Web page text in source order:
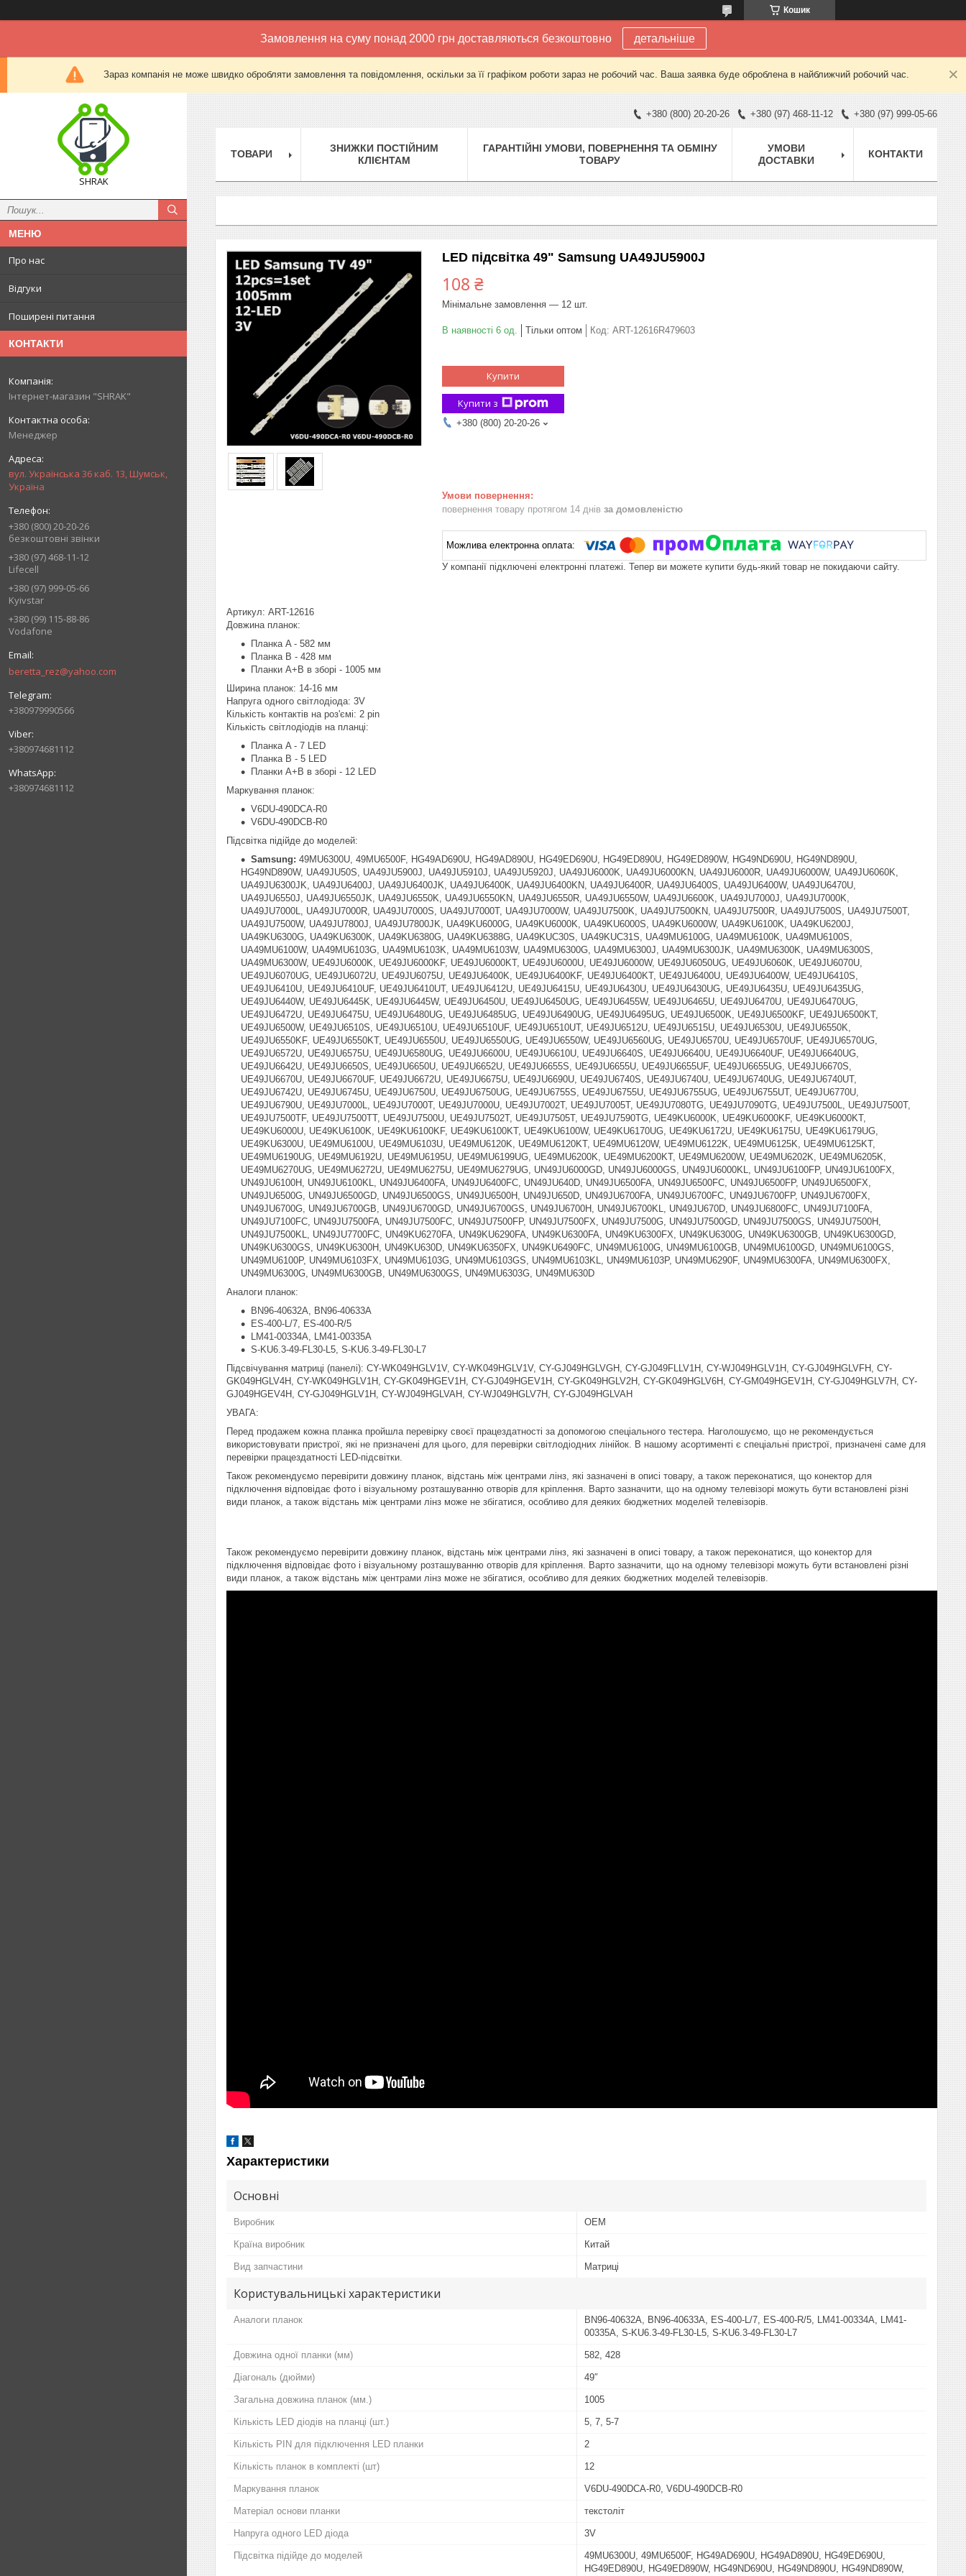
Кошик
Замовлення на суму понад 2000 грн доставляються безкоштовно детальніше
Зараз компанія не може швидко обробляти замовлення та повідомлення, оскільки за її графіком роботи зараз не робочий час. Ваша заявка буде оброблена в найближчий робочий час.
SHRAK
Про нас
Відгуки
Поширені питання
КОНТАКТИ
Інтернет-магазин "SHRAK"
Менеджер
вул. Українська 36 каб. 13, Шумськ,
Україна
+380 (800) 20-20-26
безкоштовні звінки
+380 (97) 468-11-12
Lifecell
+380 (97) 999-05-66
Kyivstar
+380 (99) 115-88-86
Vodafone
beretta_rez@yahoo.com
+380979990566
+380974681112
+380974681112
+380 (800) 20-20-26 +380 (97) 468-11-12 +380 (97) 999-05-66
ТОВАРИ
ЗНИЖКИ ПОСТІЙНИМ
КЛІЄНТАМ
ГАРАНТІЙНІ УМОВИ, ПОВЕРНЕННЯ ТА ОБМІНУ
ТОВАРУ
УМОВИ
ДОСТАВКИ
КОНТАКТИ
LED підсвітка 49" Samsung UA49JU5900J
108 ₴
Мінімальне замовлення — 12 шт.
В наявності 6 од. Тільки оптом Код: ART-12616R479603
Купити
Купити з
+380 (800) 20-20-26
повернення товару протягом 14 днів за домовленістю
У компанії підключені електронні платежі. Тепер ви можете купити будь-який товар не покидаючи сайту.
Артикул: ART-12616
Довжина планок:
Планка A - 582 мм
Планка B - 428 мм
Планки A+B в зборі - 1005 мм
Ширина планок: 14-16 мм
Напруга одного світлодіода: 3V
Кількість контактів на роз'ємі: 2 pin
Кількість світлодіодів на планці:
Планка A - 7 LED
Планка B - 5 LED
Планки A+B в зборі - 12 LED
Маркування планок:
V6DU-490DCA-R0
V6DU-490DCB-R0
Підсвітка підійде до моделей:
Samsung: 49MU6300U, 49MU6500F, HG49AD690U, HG49AD890U, HG49ED690U, HG49ED890U, HG49ED890W, HG49ND690U, HG49ND890U,
HG49ND890W, UA49JU50S, UA49JU5900J, UA49JU5910J, UA49JU5920J, UA49JU6000K, UA49JU6000KN, UA49JU6000R, UA49JU6000W, UA49JU6060K,
UA49JU6300JK, UA49JU6400J, UA49JU6400JK, UA49JU6400K, UA49JU6400KN, UA49JU6400R, UA49JU6400S, UA49JU6400W, UA49JU6470U,
UA49JU6550J, UA49JU6550JK, UA49JU6550K, UA49JU6550KN, UA49JU6550R, UA49JU6550W, UA49JU6600K, UA49JU7000J, UA49JU7000K,
UA49JU7000L, UA49JU7000R, UA49JU7000S, UA49JU7000T, UA49JU7000W, UA49JU7500K, UA49JU7500KN, UA49JU7500R, UA49JU7500S, UA49JU7500T,
UA49JU7500W, UA49JU7800J, UA49JU7800JK, UA49KU6000G, UA49KU6000K, UA49KU6000S, UA49KU6000W, UA49KU6100K, UA49KU6200J,
UA49KU6300G, UA49KU6300K, UA49KU6380G, UA49KU6388G, UA49KUC30S, UA49KUC31S, UA49MU6100G, UA49MU6100K, UA49MU6100S,
UA49MU6100W, UA49MU6103G, UA49MU6103K, UA49MU6103W, UA49MU6300G, UA49MU6300J, UA49MU6300JK, UA49MU6300K, UA49MU6300S,
UA49MU6300W, UE49JU6000K, UE49JU6000KF, UE49JU6000KT, UE49JU6000U, UE49JU6000W, UE49JU6050UG, UE49JU6060K, UE49JU6070U,
UE49JU6070UG, UE49JU6072U, UE49JU6075U, UE49JU6400K, UE49JU6400KF, UE49JU6400KT, UE49JU6400U, UE49JU6400W, UE49JU6410S,
UE49JU6410U, UE49JU6410UF, UE49JU6410UT, UE49JU6412U, UE49JU6415U, UE49JU6430U, UE49JU6430UG, UE49JU6435U, UE49JU6435UG,
UE49JU6440W, UE49JU6445K, UE49JU6445W, UE49JU6450U, UE49JU6450UG, UE49JU6455W, UE49JU6465U, UE49JU6470U, UE49JU6470UG,
UE49JU6472U, UE49JU6475U, UE49JU6480UG, UE49JU6485UG, UE49JU6490UG, UE49JU6495UG, UE49JU6500K, UE49JU6500KF, UE49JU6500KT,
UE49JU6500W, UE49JU6510S, UE49JU6510U, UE49JU6510UF, UE49JU6510UT, UE49JU6512U, UE49JU6515U, UE49JU6530U, UE49JU6550K,
UE49JU6550KF, UE49JU6550KT, UE49JU6550U, UE49JU6550UG, UE49JU6550W, UE49JU6560UG, UE49JU6570U, UE49JU6570UF, UE49JU6570UG,
UE49JU6572U, UE49JU6575U, UE49JU6580UG, UE49JU6600U, UE49JU6610U, UE49JU6640S, UE49JU6640U, UE49JU6640UF, UE49JU6640UG,
UE49JU6642U, UE49JU6650S, UE49JU6650U, UE49JU6652U, UE49JU6655S, UE49JU6655U, UE49JU6655UF, UE49JU6655UG, UE49JU6670S,
UE49JU6670U, UE49JU6670UF, UE49JU6672U, UE49JU6675U, UE49JU6690U, UE49JU6740S, UE49JU6740U, UE49JU6740UG, UE49JU6740UT,
UE49JU6742U, UE49JU6745U, UE49JU6750U, UE49JU6750UG, UE49JU6755S, UE49JU6755U, UE49JU6755UG, UE49JU6755UT, UE49JU6770U,
UE49JU6790U, UE49JU7000L, UE49JU7000T, UE49JU7000U, UE49JU7002T, UE49JU7005T, UE49JU7080TG, UE49JU7090TG, UE49JU7500L, UE49JU7500T,
UE49JU7500TF, UE49JU7500TT, UE49JU7500U, UE49JU7502T, UE49JU7505T, UE49JU7590TG, UE49KU6000K, UE49KU6000KF, UE49KU6000KT,
UE49KU6000U, UE49KU6100K, UE49KU6100KF, UE49KU6100KT, UE49KU6100W, UE49KU6170UG, UE49KU6172U, UE49KU6175U, UE49KU6179UG,
UE49KU6300U, UE49MU6100U, UE49MU6103U, UE49MU6120K, UE49MU6120KT, UE49MU6120W, UE49MU6122K, UE49MU6125K, UE49MU6125KT,
UE49MU6190UG, UE49MU6192U, UE49MU6195U, UE49MU6199UG, UE49MU6200K, UE49MU6200KT, UE49MU6200W, UE49MU6202K, UE49MU6205K,
UE49MU6270UG, UE49MU6272U, UE49MU6275U, UE49MU6279UG, UN49JU6000GD, UN49JU6000GS, UN49JU6000KL, UN49JU6100FP, UN49JU6100FX,
UN49JU6100H, UN49JU6100KL, UN49JU6400FA, UN49JU6400FC, UN49JU640D, UN49JU6500FA, UN49JU6500FC, UN49JU6500FP, UN49JU6500FX,
UN49JU6500G, UN49JU6500GD, UN49JU6500GS, UN49JU6500H, UN49JU650D, UN49JU6700FA, UN49JU6700FC, UN49JU6700FP, UN49JU6700FX,
UN49JU6700G, UN49JU6700GB, UN49JU6700GD, UN49JU6700GS, UN49JU6700H, UN49JU6700KL, UN49JU670D, UN49JU6800FC, UN49JU7100FA,
UN49JU7100FC, UN49JU7500FA, UN49JU7500FC, UN49JU7500FP, UN49JU7500FX, UN49JU7500G, UN49JU7500GD, UN49JU7500GS, UN49JU7500H,
UN49JU7500KL, UN49JU7700FC, UN49KU6270FA, UN49KU6290FA, UN49KU6300FA, UN49KU6300FX, UN49KU6300G, UN49KU6300GB, UN49KU6300GD,
UN49KU6300GS, UN49KU6300H, UN49KU630D, UN49KU6350FX, UN49KU6490FC, UN49MU6100G, UN49MU6100GB, UN49MU6100GD, UN49MU6100GS,
UN49MU6100P, UN49MU6103FX, UN49MU6103G, UN49MU6103GS, UN49MU6103KL, UN49MU6103P, UN49MU6290F, UN49MU6300FA, UN49MU6300FX,
UN49MU6300G, UN49MU6300GB, UN49MU6300GS, UN49MU6303G, UN49MU630D
Аналоги планок:
BN96-40632A, BN96-40633A
ES-400-L/7, ES-400-R/5
LM41-00334A, LM41-00335A
S-KU6.3-49-FL30-L5, S-KU6.3-49-FL30-L7
Підсвічування матриці (панелі): CY-WK049HGLV1V, CY-WK049HGLV1V, CY-GJ049HGLVGH, CY-GJ049FLLV1H, CY-WJ049HGLV1H, CY-GJ049HGLVFH, CY-
GK049HGLV4H, CY-WK049HGLV1H, CY-GK049HGEV1H, CY-GJ049HGEV1H, CY-GK049HGLV2H, CY-GK049HGLV6H, CY-GM049HGEV1H, CY-GJ049HGLV7H, CY-
GJ049HGEV4H, CY-GJ049HGLV1H, CY-WJ049HGLVAH, CY-WJ049HGLV7H, CY-GJ049HGLVAH
УВАГА:
Перед продажем кожна планка пройшла перевірку своєї працездатності за допомогою спеціального тестера. Наголошуємо, що не рекомендується
використовувати пристрої, які не призначені для цього, для перевірки світлодіодних лінійок. В нашому асортименті є спеціальні пристрої, призначені саме для
перевірки працездатності LED-підсвітки.
Також рекомендуємо перевірити довжину планок, відстань між центрами лінз, які зазначені в описі товару, а також переконатися, що конектор для
підключення відповідає фото і візуальному розташуванню отворів для кріплення. Варто зазначити, що на одному телевізорі можуть бути встановлені різні
види планок, а також відстань між центрами лінз може не збігатися, особливо для деяких бюджетних моделей телевізорів.
Також рекомендуємо перевірити довжину планок, відстань між центрами лінз, які зазначені в описі товару, а також переконатися, що конектор для
підключення відповідає фото і візуальному розташуванню отворів для кріплення. Варто зазначити, що на одному телевізорі можуть бути встановлені різні
види планок, а також відстань між центрами лінз може не збігатися, особливо для деяких бюджетних моделей телевізорів.
Характеристики
Основні
Виробник OEM
Країна виробник Китай
Вид запчастини Матриці
Користувальницькі характеристики
Аналоги планок
BN96-40632A, BN96-40633A, ES-400-L/7, ES-400-R/5, LM41-00334A, LM41-
00335A, S-KU6.3-49-FL30-L5, S-KU6.3-49-FL30-L7
Довжина одної планки (мм) 582, 428
Діагональ (дюйми) 49″
Загальна довжина планок (мм.) 1005
Кількість LED діодів на планці (шт.) 5, 7, 5-7
Кількість PIN для підключення LED планки 2
Кількість планок в комплекті (шт) 12
Маркування планок V6DU-490DCA-R0, V6DU-490DCB-R0
Матеріал основи планки текстоліт
Напруга одного LED діода 3V
Підсвітка підійде до моделей
49MU6300U, 49MU6500F, HG49AD690U, HG49AD890U, HG49ED690U,
HG49ED890U, HG49ED890W, HG49ND690U, HG49ND890U, HG49ND890W,